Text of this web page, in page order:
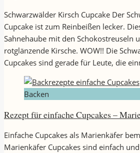
Schwarzwälder Kirsch Cupcake Der
Cupcake ist zum Reinbeißen lecker.
Sahnehaube mit den Schokostreuseln
rotglänzende Kirsche. WOW!! Die
Cupcakes sind gerade für Leute, die
Backen
Rezept für einfache Cupcakes –
Einfache Cupcakes als Marienkäfer
Marienkäfer Cupcakes sind einfach